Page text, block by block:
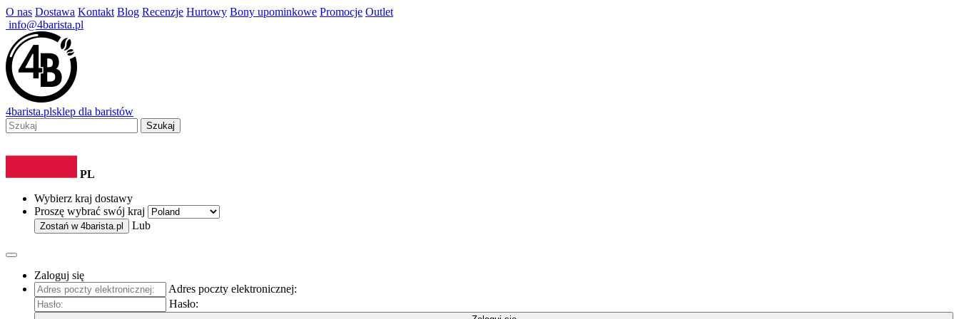
O nas Dostawa Kontakt Blog Recenzje Hurtowy Bony upominkowe Promocje Outlet
info@4barista.pl
4barista.plsklep dla baristów
Szukaj
PL
Wybierz kraj dostawy
Proszę wybrać swój kraj
Zostań w 4barista.pl Lub
Zaloguj się
Adres poczty elektronicznej:
Hasło: